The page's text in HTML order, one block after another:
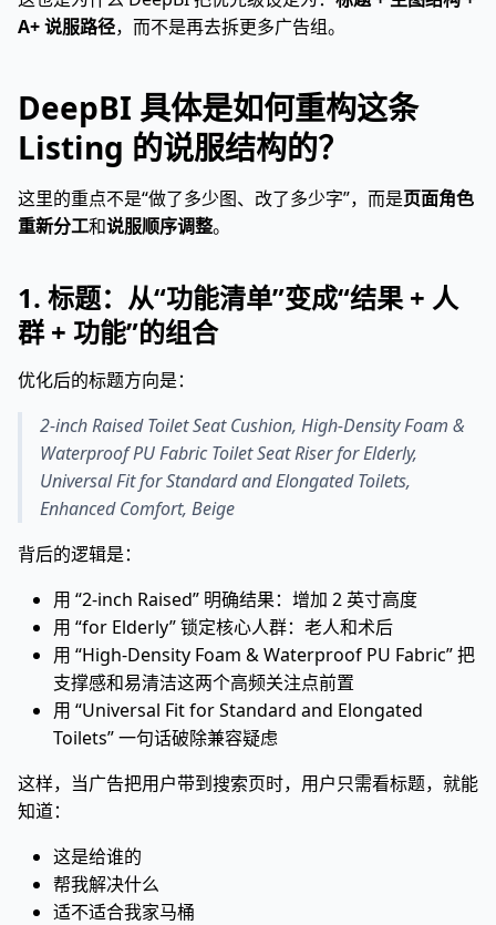
A+ 说服路径，而不是再去拆更多广告组。
DeepBI 具体是如何重构这条
Listing 的说服结构的？
这里的重点不是“做了多少图、改了多少字”，而是页面角色
重新分工和说服顺序调整。
1. 标题：从“功能清单”变成“结果 + 人
群 + 功能”的组合
优化后的标题方向是：
2-inch Raised Toilet Seat Cushion, High-Density Foam &
Waterproof PU Fabric Toilet Seat Riser for Elderly,
Universal Fit for Standard and Elongated Toilets,
Enhanced Comfort, Beige
背后的逻辑是：
用 “2-inch Raised” 明确结果：增加 2 英寸高度
用 “for Elderly” 锁定核心人群：老人和术后
用 “High-Density Foam & Waterproof PU Fabric” 把
支撑感和易清洁这两个高频关注点前置
用 “Universal Fit for Standard and Elongated
Toilets” 一句话破除兼容疑虑
这样，当广告把用户带到搜索页时，用户只需看标题，就能
知道：
这是给谁的
帮我解决什么
适不适合我家马桶